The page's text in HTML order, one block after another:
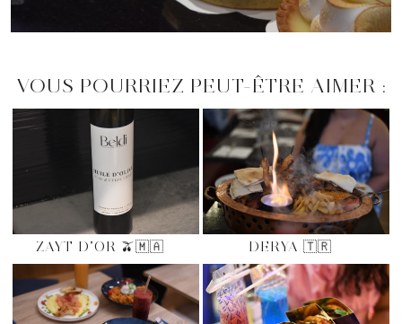
VOUS POURRIEZ PEUT-ÊTRE AIMER :
ZAYT D’OR 🫒🇲🇦 DERYA 🇹🇷